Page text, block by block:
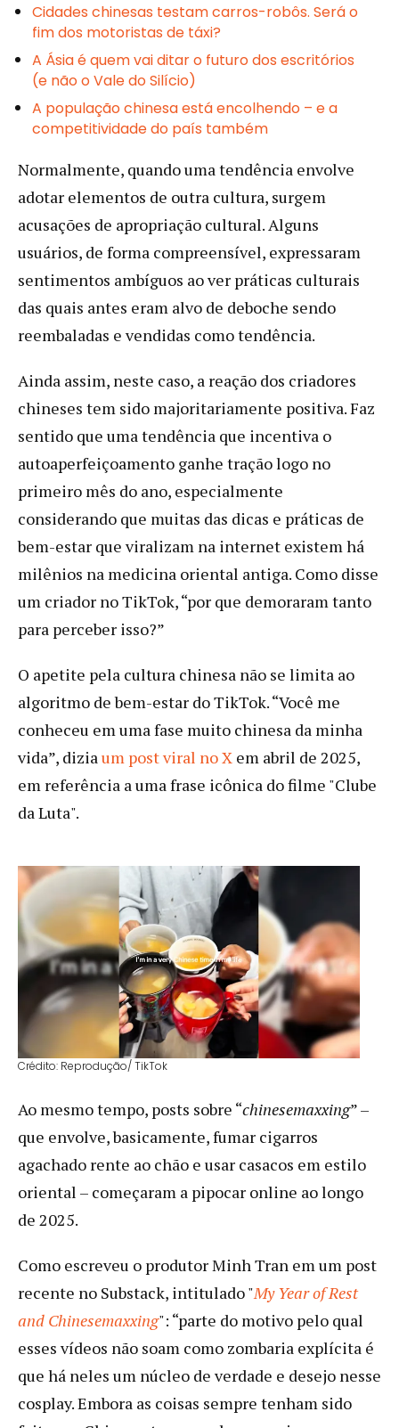
Cidades chinesas testam carros-robôs. Será o
fim dos motoristas de táxi?
A Ásia é quem vai ditar o futuro dos escritórios
(e não o Vale do Silício)
A população chinesa está encolhendo – e a
competitividade do país também
Normalmente, quando uma tendência envolve
adotar elementos de outra cultura, surgem
acusações de apropriação cultural. Alguns
usuários, de forma compreensível, expressaram
sentimentos ambíguos ao ver práticas culturais
das quais antes eram alvo de deboche sendo
reembaladas e vendidas como tendência.
Ainda assim, neste caso, a reação dos criadores
chineses tem sido majoritariamente positiva. Faz
sentido que uma tendência que incentiva o
autoaperfeiçoamento ganhe tração logo no
primeiro mês do ano, especialmente
considerando que muitas das dicas e práticas de
bem-estar que viralizam na internet existem há
milênios na medicina oriental antiga. Como disse
um criador no TikTok, “por que demoraram tanto
para perceber isso?”
O apetite pela cultura chinesa não se limita ao
algoritmo de bem-estar do TikTok. “Você me
conheceu em uma fase muito chinesa da minha
vida”, diziaum post viral no X em abril de 2025,
em referência a uma frase icônica do filme "Clube
da Luta".
Crédito: Reprodução/ TikTok
Ao mesmo tempo, posts sobre “chinesemaxxing” –
que envolve, basicamente, fumar cigarros
agachado rente ao chão e usar casacos em estilo
oriental – começaram a pipocar online ao longo
de 2025.
Como escreveu o produtor Minh Tran em um post
recente no Substack, intitulado "My Year of Rest
and Chinesemaxxing": “parte do motivo pelo qual
esses vídeos não soam como zombaria explícita é
que há neles um núcleo de verdade e desejo nesse
cosplay. Embora as coisas sempre tenham sido